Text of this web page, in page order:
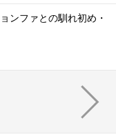
ンファとの馴れ初め・